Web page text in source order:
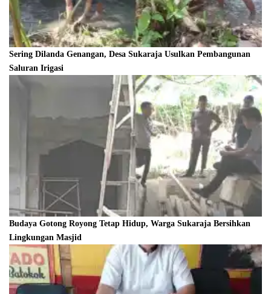
Sering Dilanda Genangan, Desa Sukaraja Usulkan Pembangunan
Saluran Irigasi
Budaya Gotong Royong Tetap Hidup, Warga Sukaraja Bersihkan
Lingkungan Masjid